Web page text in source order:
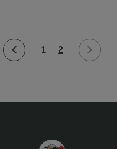
1 2